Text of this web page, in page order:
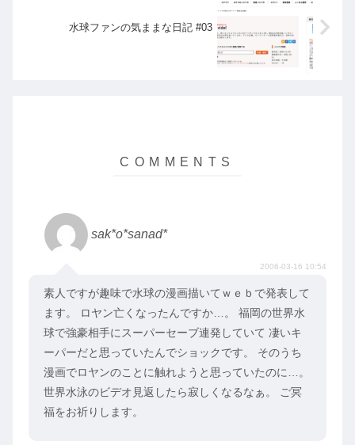
水球ファンの気ままな日記 #03
sak*o*sanad*
2006-03-16 10:54
素人ですが趣味で水球の漫画描いてｗｅｂで発表して
ます。 ロヤン亡くなったんですか…。 福岡の世界水
球で強豪相手にスーパーセーブ連発していて 凄いキ
ーパーだと思っていたんでショックです。 そのうち
漫画でロヤンのことに触れようと思っていたのに…。
世界水泳のビデオ見返したら寂しくなるなぁ。 ご冥
福をお祈りします。